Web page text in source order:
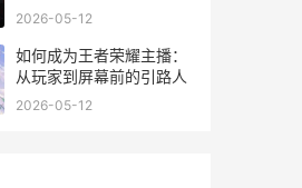
2026-05-12
如何成为王者荣耀主播：
从玩家到屏幕前的引路人
2026-05-12